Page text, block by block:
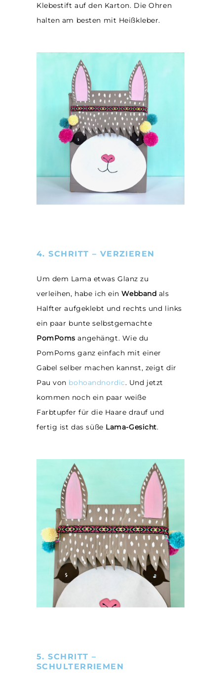
Klebestift auf den Karton. Die Ohren
halten am besten mit Heißkleber.
4. SCHRITT – VERZIEREN
Um dem Lama etwas Glanz zu
verleihen, habe ich einWebband als
Halfter aufgeklebt und rechts und links
ein paar bunte selbstgemachte
PomPoms angehängt. Wie du
PomPoms ganz einfach mit einer
Gabel selber machen kannst, zeigt dir
Pau von bohoandnordic. Und jetzt
kommen noch ein paar weiße
Farbtupfer für die Haare drauf und
fertig ist das süße Lama-Gesicht.
5. SCHRITT –
SCHULTERRIEMEN